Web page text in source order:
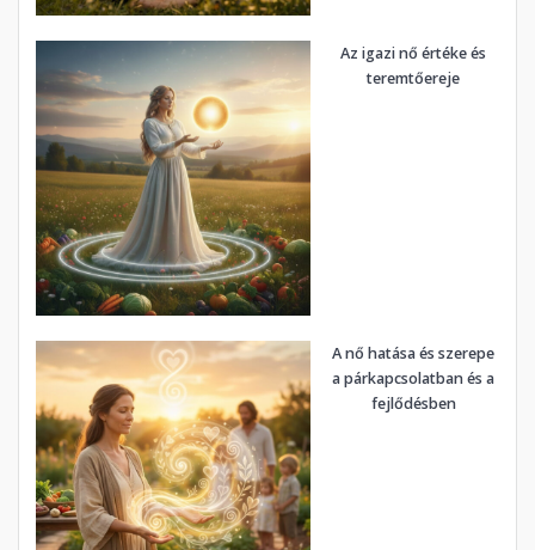
Az igazi nő értéke és
teremtőereje
A nő hatása és szerepe
a párkapcsolatban és a
fejlődésben